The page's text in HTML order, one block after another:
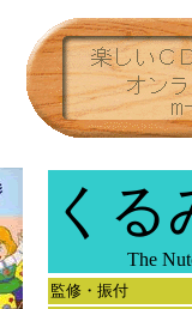
くる
The
監修・振付